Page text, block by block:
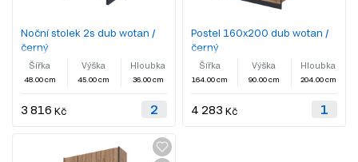
Noční stolek 2s dub wotan /
černý
Šířka
48.00 cm
Výška
45.00 cm
Hloubka
36.00 cm
3 816 Kč
Postel 160x200 dub wotan /
černý
Šířka
164.00 cm
Výška
90.00 cm
Hloubka
204.00 cm
4 283 Kč